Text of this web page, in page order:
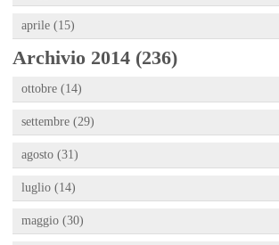
aprile (15)
Archivio 2014 (236)
ottobre (14)
settembre (29)
agosto (31)
luglio (14)
maggio (30)